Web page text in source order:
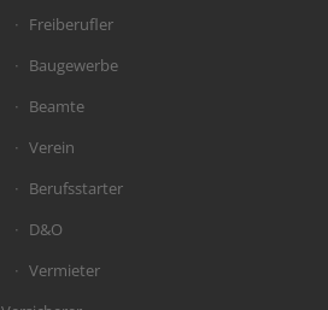
Freiberufler
Baugewerbe
Beamte
Verein
Berufsstarter
D&O
Vermieter